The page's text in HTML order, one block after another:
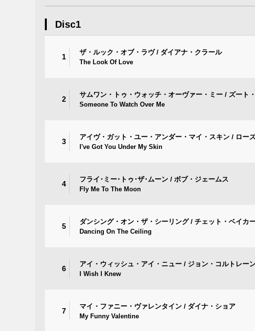
Disc1
1
ザ・ルック・オブ・ラヴ / ダイアナ・クラール
The Look Of Love
2
サムワン・トゥ・ウォッチ・オーヴァー・ミー / ズート
Someone To Watch Over Me
3
アイヴ・ガット・ユー・アンダー・マイ・スキン / ロー
I've Got You Under My Skin
4
フライ･ミー･トゥ･ザ･ムーン / ボブ・ジェームス
Fly Me To The Moon
5
ダンシング・オン・ザ・シーリング / チェット・ベイカ
Dancing On The Ceiling
6
アイ・ウィッシュ・アイ・ニュー / ジョン・コルトレー
I Wish I Knew
7
マイ・ファニー・ヴァレンタイン / ダイナ・ショア
My Funny Valentine